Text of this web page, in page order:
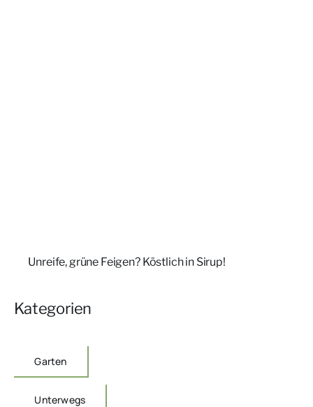
Unreife, grüne Feigen? Köstlich in Sirup!
Kategorien
Garten
Unterwegs